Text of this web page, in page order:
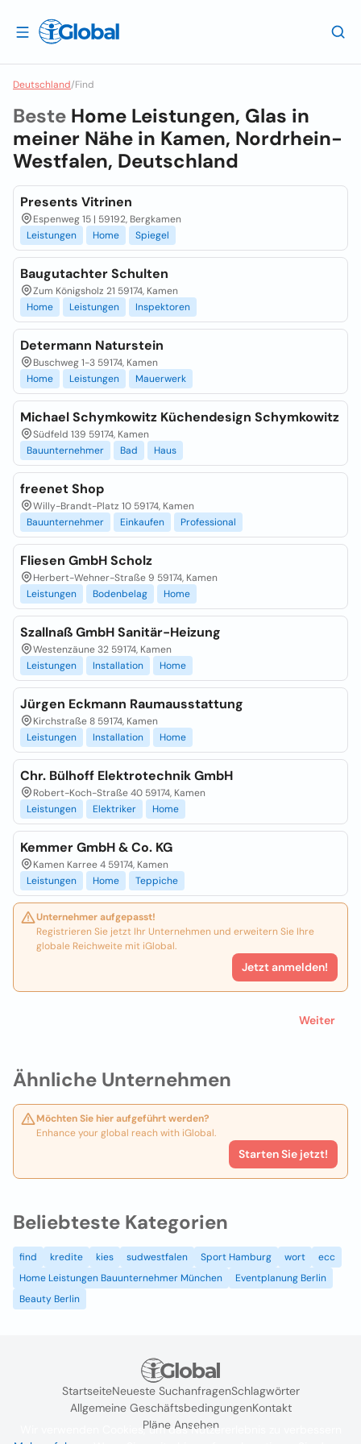
Deutschland/Find
Ähnliche Unternehmen
Möchten Sie hier aufgeführt werden?
Enhance your global reach with iGlobal.
Starten Sie jetzt!
Beste Home Leistungen, Glas in
meiner Nähe in Kamen, Nordrhein-
Westfalen, Deutschland
Presents Vitrinen
Espenweg 15 | 59192, Bergkamen
Leistungen
Home Spiegel
Baugutachter Schulten
Zum Königsholz 21 59174, Kamen
Home
Leistungen Inspektoren
Determann Naturstein
Buschweg 1-3 59174, Kamen
Home
Leistungen Mauerwerk
Michael Schymkowitz Küchendesign Schymkowitz
Südfeld 139 59174, Kamen
Bauunternehmer
Bad Haus
freenet Shop
Willy-Brandt-Platz 10 59174, Kamen
Bauunternehmer
Einkaufen Professional
Fliesen GmbH Scholz
Herbert-Wehner-Straße 9 59174, Kamen
Leistungen
Bodenbelag Home
Szallnaß GmbH Sanitär-Heizung
Westenzäune 32 59174, Kamen
Leistungen
Installation Home
Jürgen Eckmann Raumausstattung
Kirchstraße 8 59174, Kamen
Leistungen
Installation Home
Chr. Bülhoff Elektrotechnik GmbH
Robert-Koch-Straße 40 59174, Kamen
Leistungen
Elektriker Home
Kemmer GmbH & Co. KG
Kamen Karree 4 59174, Kamen
Leistungen
Home Teppiche
Unternehmer aufgepasst!
Registrieren Sie jetzt Ihr Unternehmen und erweitern Sie Ihre
globale Reichweite mit iGlobal.
Jetzt anmelden!
Weiter
Beliebteste Kategorien
find kredite kies sudwestfalen Sport Hamburg wort
ecc
Home Leistungen Bauunternehmer München
Eventplanung Berlin
Beauty Berlin
StartseiteNeueste SuchanfragenSchlagwörter
Allgemeine GeschäftsbedingungenKontakt
Pläne Ansehen
Wir verwenden Cookies, um das Nutzererlebnis zu verbessern